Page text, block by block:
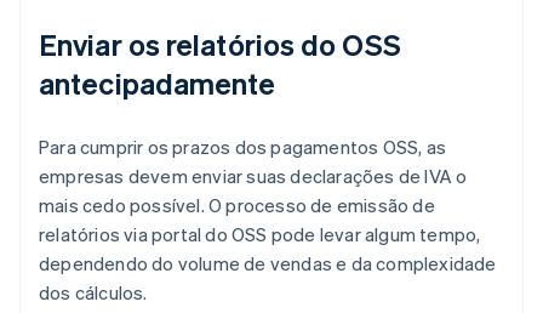
Enviar os relatórios do OSS
antecipadamente
Para cumprir os prazos dos pagamentos OSS, as
empresas devem enviar suas declarações de IVA o
mais cedo possível. O processo de emissão de
relatórios via portal do OSS pode levar algum tempo,
dependendo do volume de vendas e da complexidade
dos cálculos.